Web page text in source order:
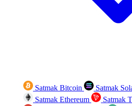
Satmak Bitcoin Satmak
Satmak Ethereum
Satmak